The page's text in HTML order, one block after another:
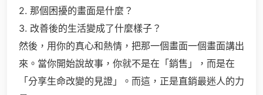
2. 那個困擾的畫面是什麼？
3. 改善後的生活變成了什麼樣子？
然後，用你的真心和熱情，把那一個畫面一個畫面講出
來。當你開始說故事，你就不是在「銷售」，而是在
「分享生命改變的見證」。而這，正是直銷最迷人的力